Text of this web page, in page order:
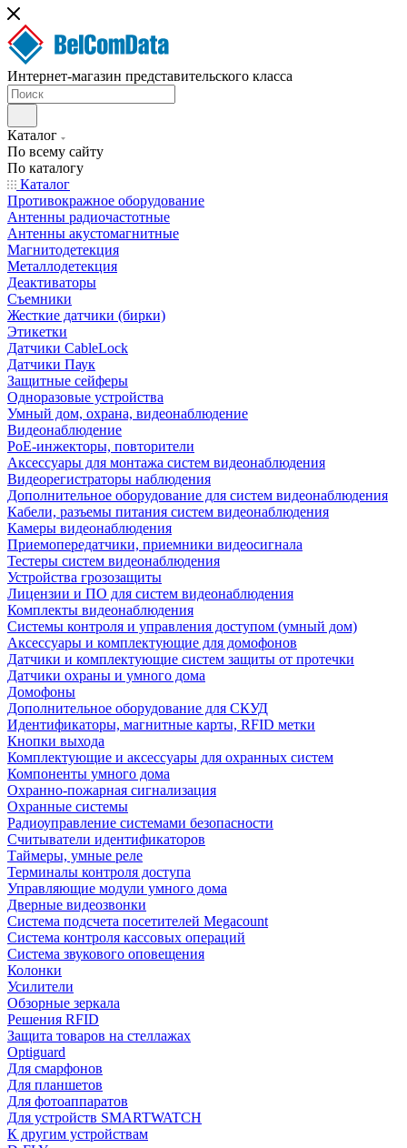
Интернет-магазин представительского класса
Каталог
По всему сайту
По каталогу
Каталог
Противокражное оборудование
Антенны радиочастотные
Антенны акустомагнитные
Магнитодетекция
Металлодетекция
Деактиваторы
Съемники
Жесткие датчики (бирки)
Этикетки
Датчики CableLock
Датчики Паук
Защитные сейферы
Одноразовые устройства
Умный дом, охрана, видеонаблюдение
Видеонаблюдение
PoE-инжекторы, повторители
Аксессуары для монтажа систем видеонаблюдения
Видеорегистраторы наблюдения
Дополнительное оборудование для систем видеонаблюдения
Кабели, разъемы питания систем видеонаблюдения
Камеры видеонаблюдения
Приемопередатчики, приемники видеосигнала
Тестеры систем видеонаблюдения
Устройства грозозащиты
Лицензии и ПО для систем видеонаблюдения
Комплекты видеонаблюдения
Системы контроля и управления доступом (умный дом)
Аксессуары и комплектующие для домофонов
Датчики и комплектующие систем защиты от протечки
Датчики охраны и умного дома
Домофоны
Дополнительное оборудование для СКУД
Идентификаторы, магнитные карты, RFID метки
Кнопки выхода
Комплектующие и аксессуары для охранных систем
Компоненты умного дома
Охранно-пожарная сигнализация
Охранные системы
Радиоуправление системами безопасности
Считыватели идентификаторов
Таймеры, умные реле
Терминалы контроля доступа
Управляющие модули умного дома
Дверные видеозвонки
Система подсчета посетителей Megacount
Система контроля кассовых операций
Система звукового оповещения
Колонки
Усилители
Обзорные зеркала
Решения RFID
Защита товаров на стеллажах
Optiguard
Для смарфонов
Для планшетов
Для фотоаппаратов
Для устройств SMARTWATCH
К другим устройствам